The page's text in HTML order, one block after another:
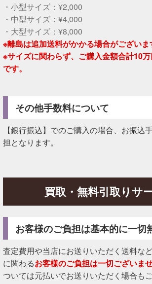
・小型サイズ：¥2,000
・中型サイズ：¥4,000
・大型サイズ：¥8,000
※離島は追加送料がかかる場合がございま
※サイズに関わらず、ご購入金額合計10
です。
その他手数料について
【銀行振込】でのご購入の場合、お振込
担となります。
買取・無料引取りサ
お客様のご負担は基本的に一切
査定費用や当店にお送りいただく送料な
に関わるお客様のご負担は一切ございま
ついては元払いでお送りいただく場合も